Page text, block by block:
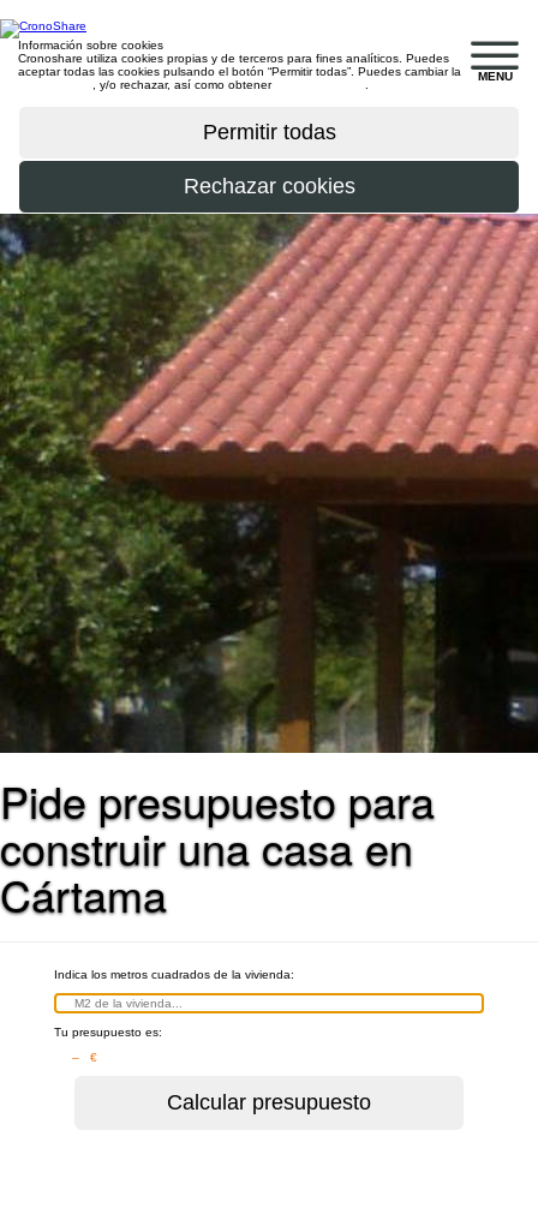
MENU
Información sobre cookies
Cronoshare utiliza cookies propias y de terceros para fines analíticos. Puedes
aceptar todas las cookies pulsando el botón “Permitir todas”. Puedes cambiar la
, y/o rechazar, así como obtener
Pide presupuesto para
construir una casa en
Cártama
Indica los metros cuadrados de la vivienda:
Tu presupuesto es:
– €